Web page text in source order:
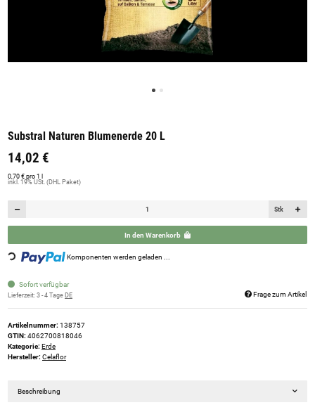
Substral Naturen Blumenerde 20 L
14,02 €
0,70 € pro 1 l
inkl. 19% USt. (DHL Paket)
Stk
In den Warenkorb
Loading... Komponenten werden geladen ...
Sofort verfügbar
Lieferzeit: 3 - 4 Tage DE Frage zum Artikel
Artikelnummer: 138757
GTIN: 4062700818046
Kategorie: Erde
Hersteller: Celaflor
Beschreibung